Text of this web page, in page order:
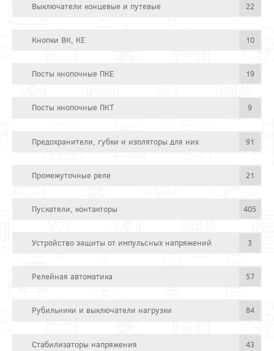
Выключатели концевые и путевые 22
Кнопки ВК, КЕ 10
Посты кнопочные ПКЕ 19
Посты кнопочные ПКТ 9
Предохранители, губки и изоляторы для них 91
Промежуточные реле 21
Пускатели, контакторы 405
Устройство защиты от импульсных напряжений 3
Релейная автоматика 57
Рубильники и выключатели нагрузки 84
Стабилизаторы напряжения 43